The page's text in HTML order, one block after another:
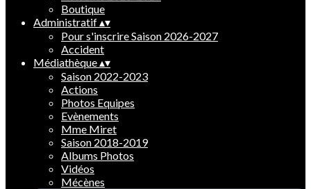
Boutique
Administratif▴▾
Pour s'inscrire Saison 2026-2027
Accident
Médiathèque▴▾
Saison 2022-2023
Actions
Photos Equipes
Evènements
Mme Miret
Saison 2018-2019
Albums Photos
Vidéos
Mécènes